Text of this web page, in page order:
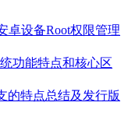
卓设备Root权限管理
功能特点和核心区
的特点总结及发行版